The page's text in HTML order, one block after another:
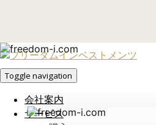
Toggle navigation
会社案内
サービス